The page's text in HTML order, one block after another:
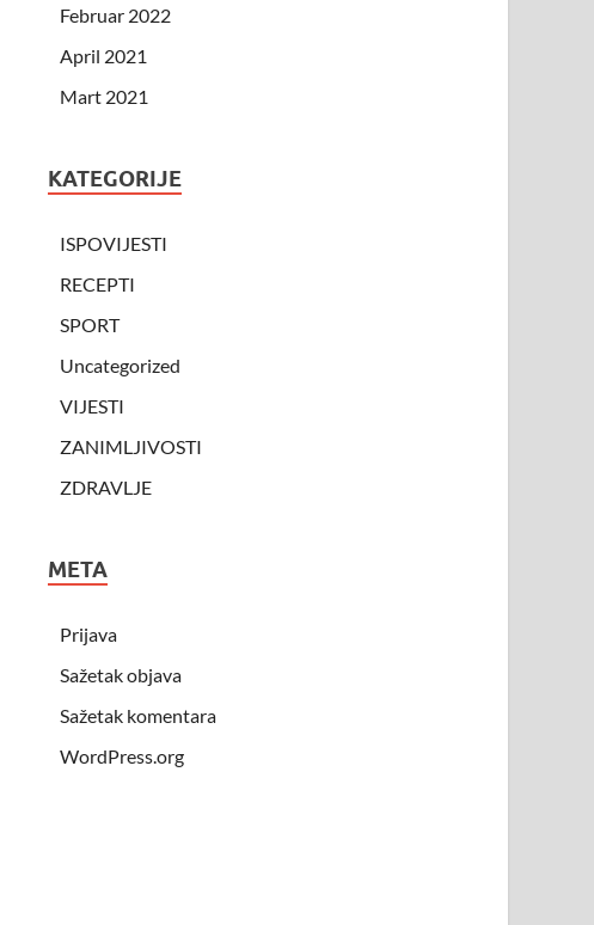
Februar 2022
April 2021
Mart 2021
KATEGORIJE
ISPOVIJESTI
RECEPTI
SPORT
Uncategorized
VIJESTI
ZANIMLJIVOSTI
ZDRAVLJE
META
Prijava
Sažetak objava
Sažetak komentara
WordPress.org